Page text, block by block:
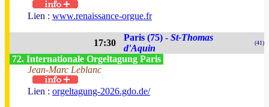
Lien : www.renaissance-orgue.fr
17:30
Paris (75) - St-Thomas
d'Aquin
(41)
72. Internationale Orgeltagung Paris
Jean-Marc Leblanc
Lien : orgeltagung-2026.gdo.de/